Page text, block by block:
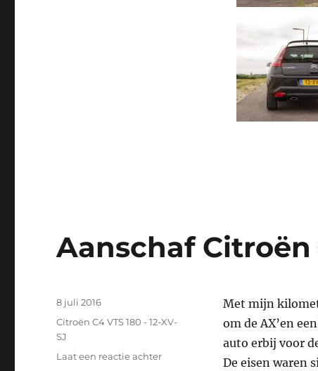
Aanschaf Citroën
Met mijn
om de AX’en
auto erbij voor
De eisen waren
Geplaatst
op
8 juli 2016
Categorieën
Citroën C4 VTS 180 - 12-XV-
SJ
Laat een reactie achterop